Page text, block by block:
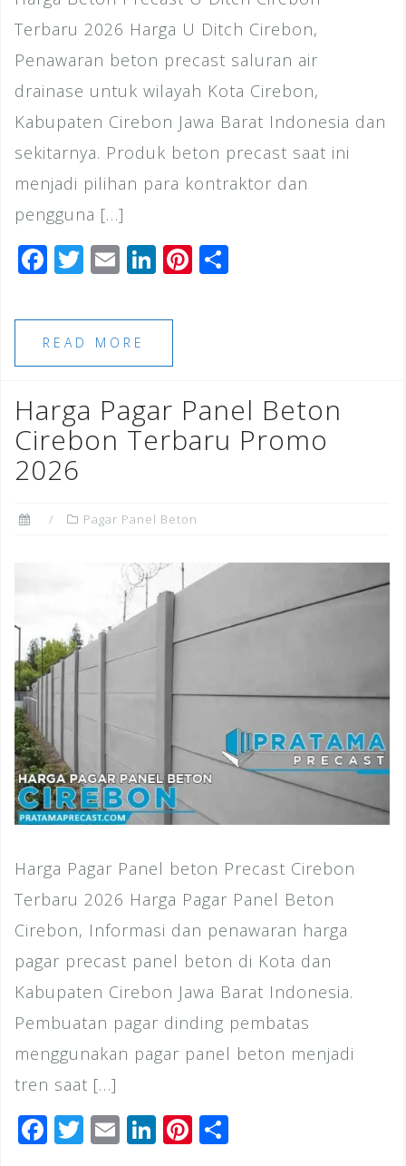
Terbaru 2026 Harga U Ditch Cirebon,
Penawaran beton precast saluran air
drainase untuk wilayah Kota Cirebon,
Kabupaten Cirebon Jawa Barat Indonesia dan
sekitarnya. Produk beton precast saat ini
menjadi pilihan para kontraktor dan
pengguna […]
F
c
e
b
o
o
k
T
tt
e
r
E
ai
l
Li
k
dI
n
Pi
st
READ MORE
Harga Pagar Panel Beton
Cirebon Terbaru Promo
2026
Pagar Panel Beton
Harga Pagar Panel beton Precast Cirebon
Terbaru 2026 Harga Pagar Panel Beton
Cirebon, Informasi dan penawaran harga
pagar precast panel beton di Kota dan
Kabupaten Cirebon Jawa Barat Indonesia.
Pembuatan pagar dinding pembatas
menggunakan pagar panel beton menjadi
tren saat […]
F T E Li Pi